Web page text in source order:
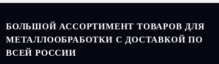
БОЛЬШОЙ АССОРТИМЕНТ ТОВАРОВ ДЛЯ
МЕТАЛЛООБРАБОТКИ С ДОСТАВКОЙ ПО
ВСЕЙ РОССИИ